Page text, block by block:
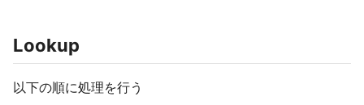
Lookup
以下の順に処理を行う